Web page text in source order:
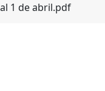
1 de abril.pdf